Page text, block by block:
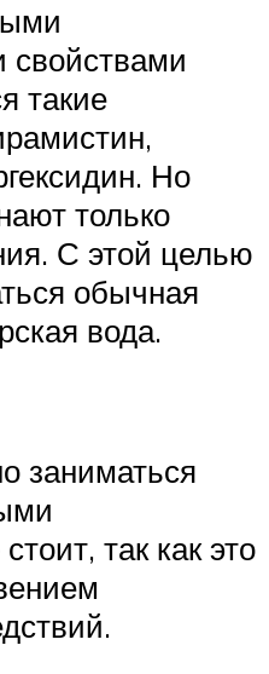
свойствами
такие
Но
только
С этой целью
обычная
вода.
заниматься
так как это